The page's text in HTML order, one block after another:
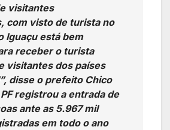
visitantes
com visto de turista no
Iguaçu está bem
receber o turista
visitantes dos países
disse o prefeito Chico
registrou a entrada de
ante as 5.967 mil
em todo o ano